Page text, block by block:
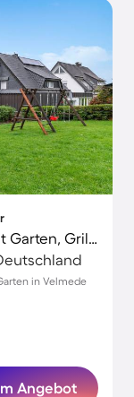
Kinderfreundliches Apartment mit Garten, Grill und Terrasse | Bergblick | Haustierfreundlich
in Velmede
Angebot